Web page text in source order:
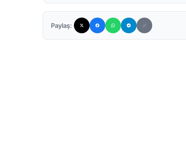
Paylaş: